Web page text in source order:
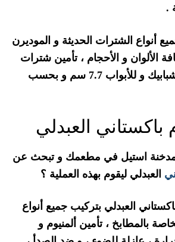
.
أنواع الشترات الحديثة و الموديرن
الألوان و الأحجام ، تأمين شترات
بسماكة 5.5 سم للشبابيك و للأبواب 7.7 سم و بحسب
باكستاني العبدلي
استيل في مطعمك و تبحث عن
العبدلي ليقوم بهذه العملية ؟
العبدلي بتركيب جميع أنواع
بالمطابخ ، تأمين ألمنيوم و